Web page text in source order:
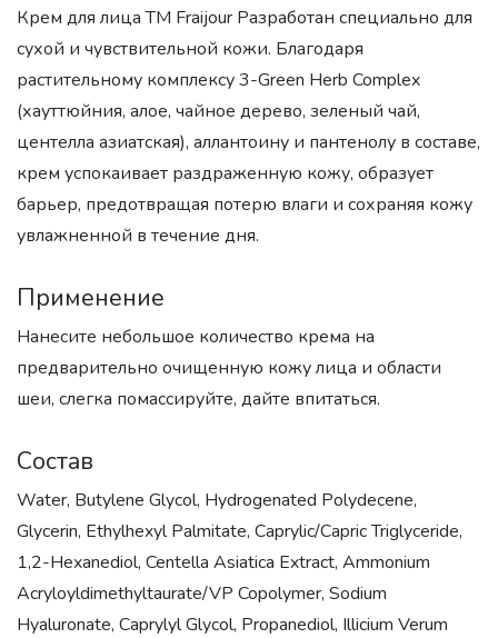
Крем для лица ТМ Fraijour Разработан специально для
сухой и чувствительной кожи. Благодаря
растительному комплексу 3-Green Herb Complex
(хауттюйния, алое, чайное дерево, зеленый чай,
центелла азиатская), аллантоину и пантенолу в составе,
крем успокаивает раздраженную кожу, образует
барьер, предотвращая потерю влаги и сохраняя кожу
увлажненной в течение дня.
Применение
Нанесите небольшое количество крема на
предварительно очищенную кожу лица и области
шеи, слегка помассируйте, дайте впитаться.
Состав
Water, Butylene Glycol, Hydrogenated Polydecene,
Glycerin, Ethylhexyl Palmitate, Caprylic/Capric Triglyceride,
1,2-Hexanediol, Centella Asiatica Extract, Ammonium
Acryloyldimethyltaurate/VP Copolymer, Sodium
Hyaluronate, Caprylyl Glycol, Propanediol, Illicium Verum